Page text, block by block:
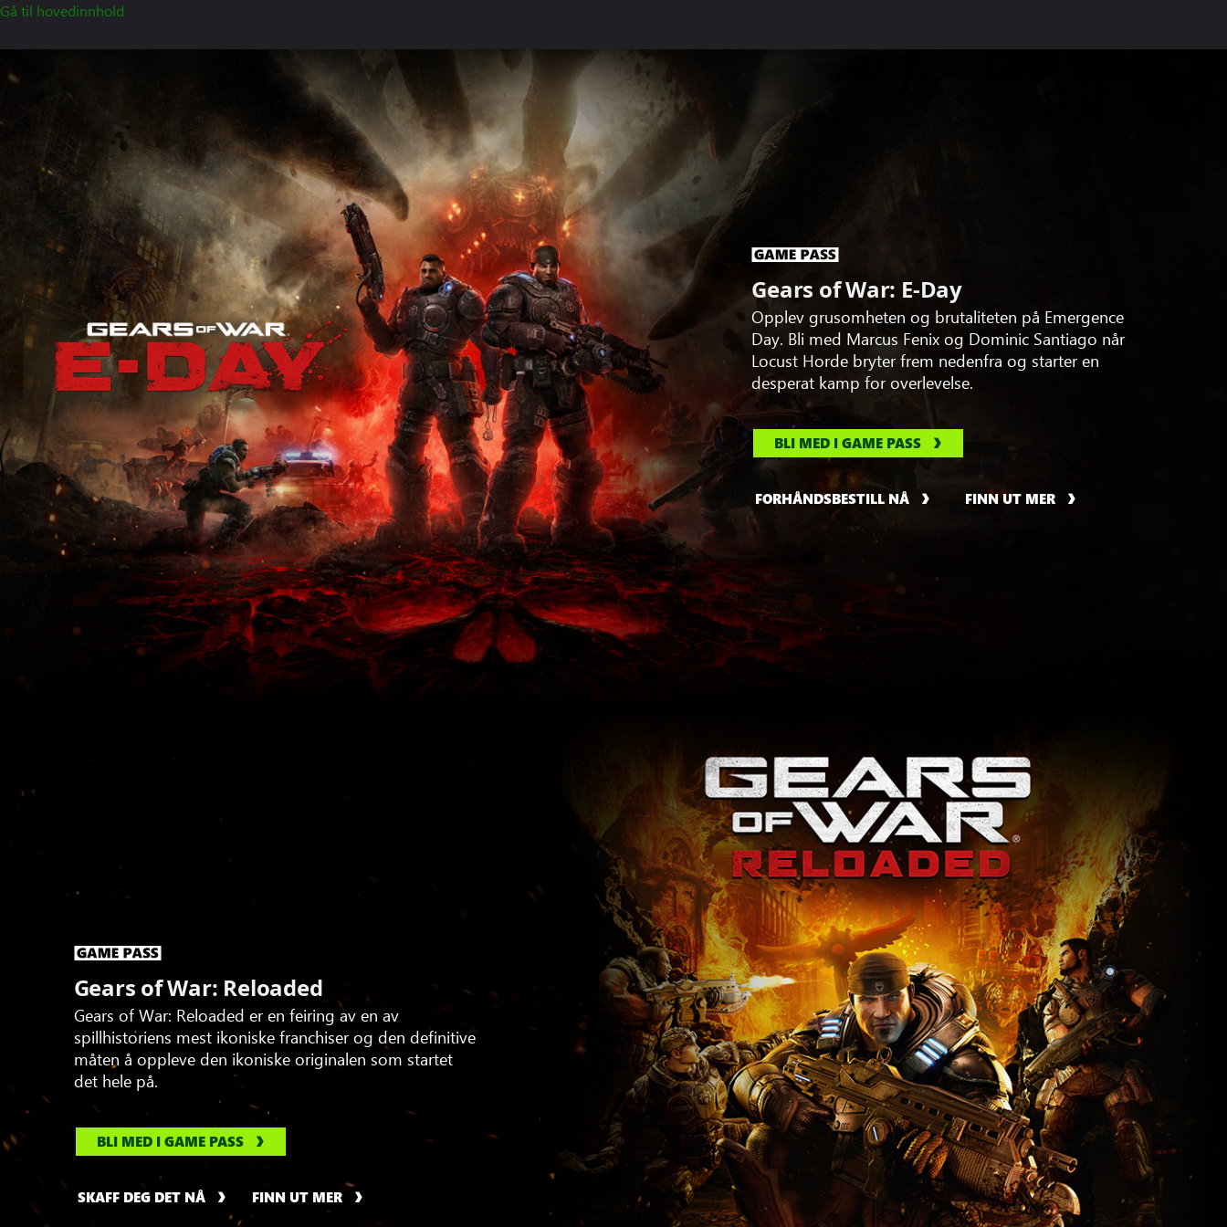
Gå til hovedinnhold
Gears of War: E-Day
Opplev grusomheten og brutaliteten på Emergence
Day. Bli med Marcus Fenix og Dominic Santiago når
Locust Horde bryter frem nedenfra og starter en
desperat kamp for overlevelse.
BLI MED I GAME PASS
FORHÅNDSBESTILL NÅ FINN UT MER
Gears of War: Reloaded
Gears of War: Reloaded er en feiring av en av
spillhistoriens mest ikoniske franchiser og den definitive
måten å oppleve den ikoniske originalen som startet
det hele på.
BLI MED I GAME PASS
SKAFF DEG DET NÅ FINN UT MER